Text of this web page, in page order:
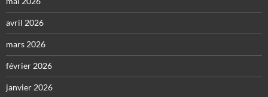
avril 2026
mars 2026
février 2026
janvier 2026